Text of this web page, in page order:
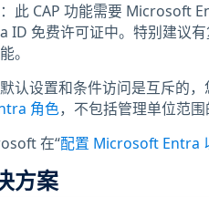
此 CAP 功能需要 Microsoft
ID 免费许可证中。特别建议
。
认设置和条件访问是互斥的，
角色，不包括管理单位范围
在“配置 Microsoft Entra
方案